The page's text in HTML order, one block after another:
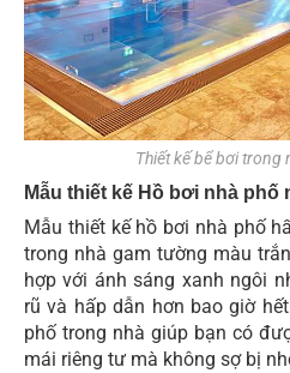
Thiết kế bể bơi trong
Mẫu thiết kế Hồ bơi nhà phố
Mẫu thiết kế hồ bơi nhà phố
trong nhà gam tường màu
hợp với ánh sáng xanh ngôi
rũ và hấp dẫn hơn bao giờ
phố trong nhà giúp bạn có
mái riêng tư mà không sợ bị